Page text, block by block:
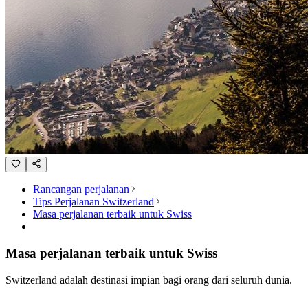
Rancangan perjalanan
Tips Perjalanan Switzerland
Masa perjalanan terbaik untuk Swiss
Masa perjalanan terbaik untuk Swiss
Switzerland adalah destinasi impian bagi orang dari seluruh dunia.